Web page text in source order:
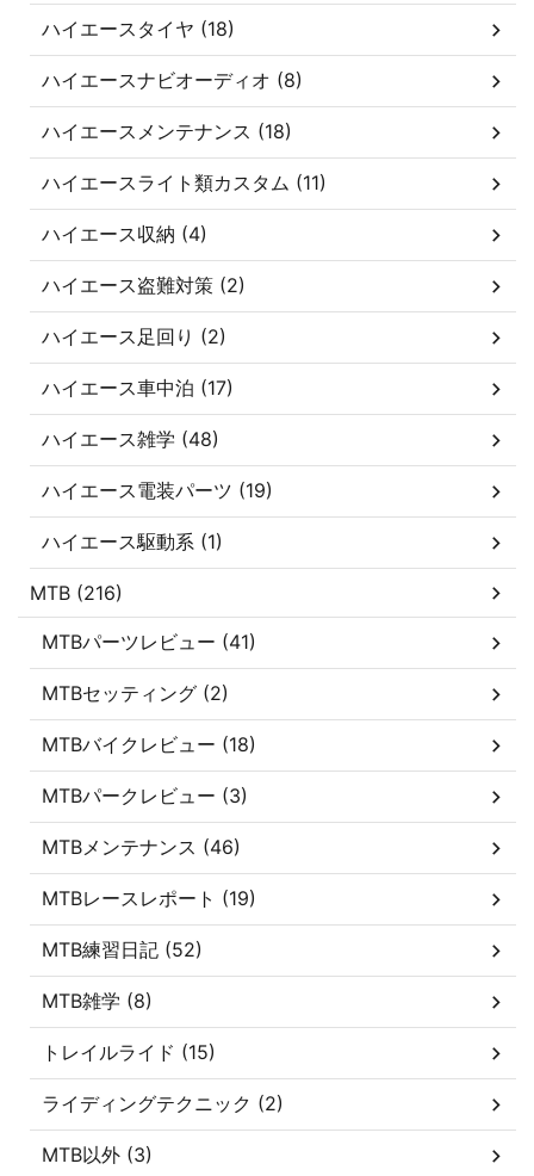
ハイエースタイヤ (18)
ハイエースナビオーディオ (8)
ハイエースメンテナンス (18)
ハイエースライト類カスタム (11)
ハイエース収納 (4)
ハイエース盗難対策 (2)
ハイエース足回り (2)
ハイエース車中泊 (17)
ハイエース雑学 (48)
ハイエース電装パーツ (19)
ハイエース駆動系 (1)
MTB (216)
MTBパーツレビュー (41)
MTBセッティング (2)
MTBバイクレビュー (18)
MTBパークレビュー (3)
MTBメンテナンス (46)
MTBレースレポート (19)
MTB練習日記 (52)
MTB雑学 (8)
トレイルライド (15)
ライディングテクニック (2)
MTB以外 (3)